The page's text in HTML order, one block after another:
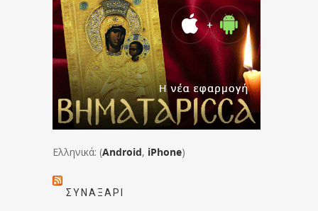
Ελληνικά: (Android, iPhone)
ΣΥΝΑΞΆΡΙ